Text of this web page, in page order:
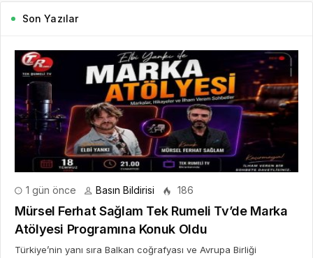
Son Yazılar
1 gün önce Basın Bildirisi 186
Mürsel Ferhat Sağlam Tek Rumeli Tv’de Marka
Atölyesi Programına Konuk Oldu
Türkiye’nin yanı sıra Balkan coğrafyası ve Avrupa Birliği